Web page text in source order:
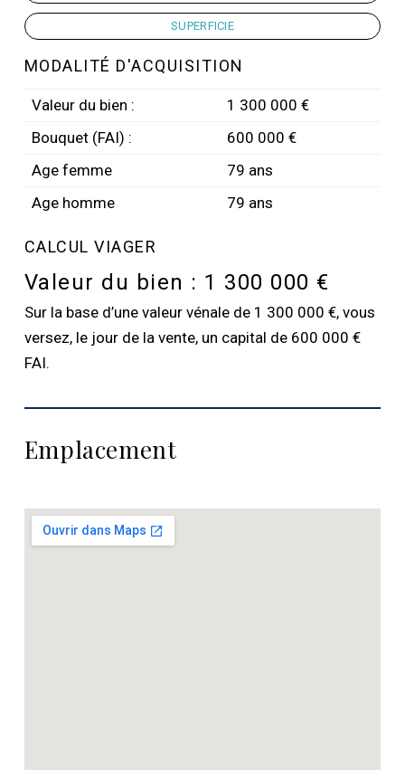
SUPERFICIE
MODALITÉ D'ACQUISITION
Valeur du bien :
1 300 000 €
Bouquet (FAI) :
600 000 €
Age femme
79 ans
Age homme
79 ans
CALCUL VIAGER
Valeur du bien : 1 300 000 €
Sur la base d’une valeur vénale de 1 300 000 €, vous
versez, le jour de la vente, un capital de 600 000 €
FAI.
Emplacement